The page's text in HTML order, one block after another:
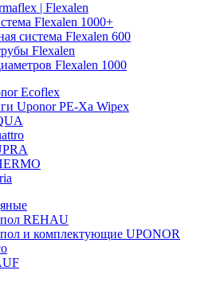
| Flexalen
Flexalen 1000+
система Flexalen 600
Flexalen
Flexalen 1000
Ecoflex
Uponor PE-Xa Wipex
REHAU
и комплектующие UPONOR